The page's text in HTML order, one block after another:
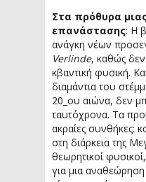
Στα πρόθυρα
επανάστασης: Η
ανάγκη νέων
Verlinde, καθώς δεν
κβαντική φυσική.
διαμάντια του
20_ου αιώνα, δεν
ταυτόχρονα. Τα
ακραίες συνθήκες:
στη διάρκεια της
θεωρητικοί
για μια